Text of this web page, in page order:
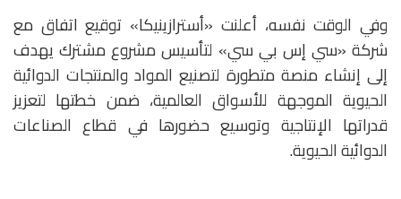
وفي الوقت نفسه، أعلنت «أسترازينيكا» توقيع اتفاق مع
شركة «سي إس بي سي» لتأسيس مشروع مشترك يهدف
إلى إنشاء منصة متطورة لتصنيع المواد والمنتجات الدوائية
الحيوية الموجهة للأسواق العالمية، ضمن خطتها لتعزيز
قدراتها الإنتاجية وتوسيع حضورها في قطاع الصناعات
الدوائية الحيوية.